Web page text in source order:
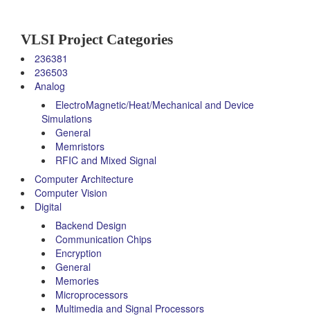
VLSI Project Categories
236381
236503
Analog
ElectroMagnetic/Heat/Mechanical and Device
Simulations
General
Memristors
RFIC and Mixed Signal
Computer Architecture
Computer Vision
Digital
Backend Design
Communication Chips
Encryption
General
Memories
Microprocessors
Multimedia and Signal Processors